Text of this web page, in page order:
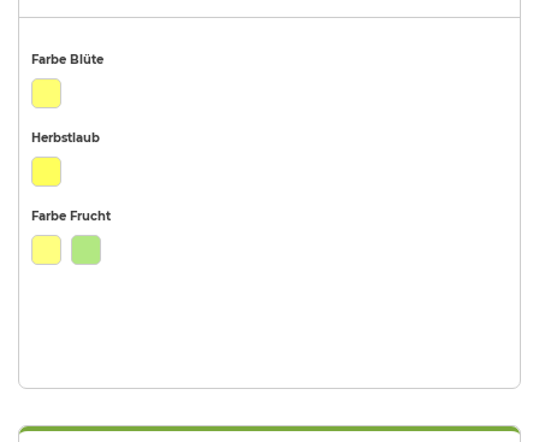
Farbe Blüte
Herbstlaub
Farbe Frucht